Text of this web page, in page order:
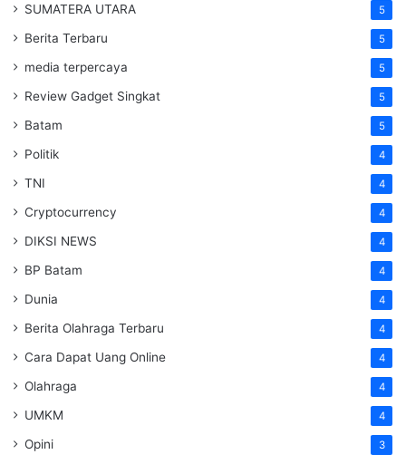
SUMATERA UTARA 5
Berita Terbaru 5
media terpercaya 5
Review Gadget Singkat 5
Batam 5
Politik 4
TNI 4
Cryptocurrency 4
DIKSI NEWS 4
BP Batam 4
Dunia 4
Berita Olahraga Terbaru 4
Cara Dapat Uang Online 4
Olahraga 4
UMKM 4
Opini 3